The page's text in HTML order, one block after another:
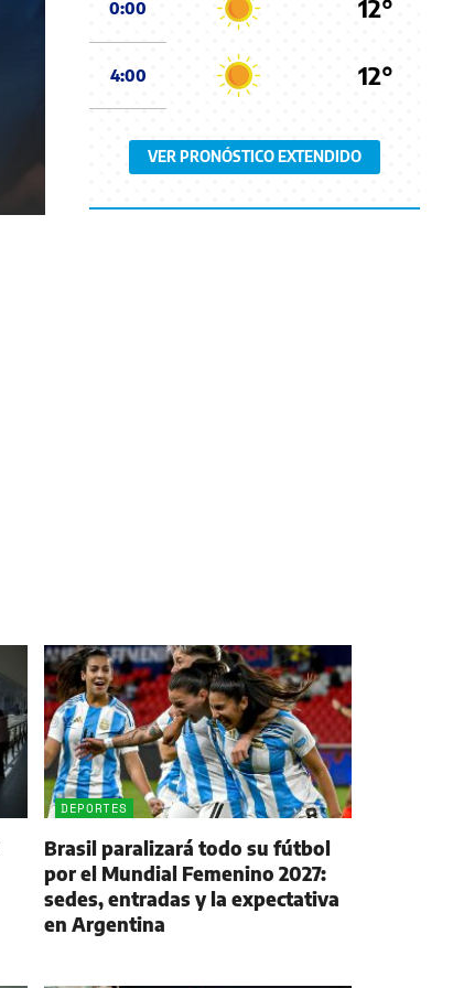
0:00 12°
4:00 12°
VER PRONÓSTICO EXTENDIDO
DEPORTES
Brasil paralizará todo su fútbol
por el Mundial Femenino 2027:
sedes, entradas y la expectativa
en Argentina